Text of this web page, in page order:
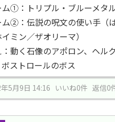
ム①：トリプル・ブルーメタ
ム②：伝説の呪文の使い手（
ミン／ザオリーマ）
動く石像のアポロン、ヘル
ストロールのボス
5月9日 14:16 いいね0件 返信0